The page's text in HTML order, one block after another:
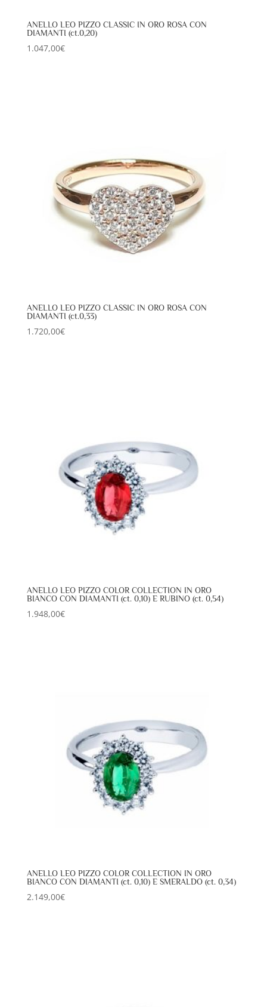
ANELLO LEO PIZZO CLASSIC IN ORO ROSA CON
DIAMANTI (ct.0,20)
1.047,00€
ANELLO LEO PIZZO CLASSIC IN ORO ROSA CON
DIAMANTI (ct.0,33)
1.720,00€
ANELLO LEO PIZZO COLOR COLLECTION IN ORO
BIANCO CON DIAMANTI (ct. 0,10) E RUBINO (ct. 0,54)
1.948,00€
ANELLO LEO PIZZO COLOR COLLECTION IN ORO
BIANCO CON DIAMANTI (ct. 0,10) E SMERALDO (ct. 0,34)
2.149,00€